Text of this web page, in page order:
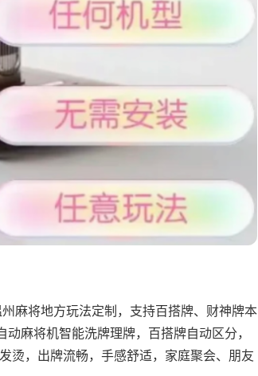
麻将地方玩法定制，支持百搭牌、财神牌本
麻将机智能洗牌理牌，百搭牌自动区分，
烫，出牌流畅，手感舒适，家庭聚会、朋友